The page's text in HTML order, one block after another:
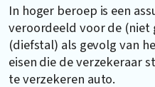
In hoger beroep is een
veroordeeld voor de (niet
(diefstal) als gevolg van
eisen die de verzekeraar
te verzekeren auto.